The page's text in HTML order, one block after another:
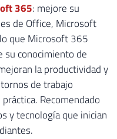
365: mejore su
de Office, Microsoft
que Microsoft 365
su conocimiento de
la productividad y
de trabajo
Recomendado
y tecnología que inician